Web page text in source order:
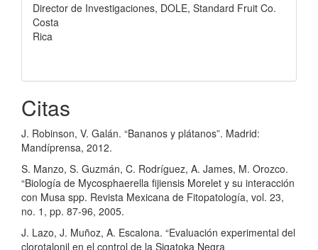
Director de Investigaciones, DOLE, Standard Fruit Co.
Costa
Rica
Citas
J. Robinson, V. Galán. “Bananos y plátanos”. Madrid:
Mandíprensa, 2012.
S. Manzo, S. Guzmán, C. Rodríguez, A. James, M. Orozco.
“Biología de Mycosphaerella fijiensis Morelet y su interacción
con Musa spp. Revista Mexicana de Fitopatología, vol. 23,
no. 1, pp. 87-96, 2005.
J. Lazo, J. Muñoz, A. Escalona. “Evaluación experimental del
clorotalonil en el control de la Sigatoka Negra